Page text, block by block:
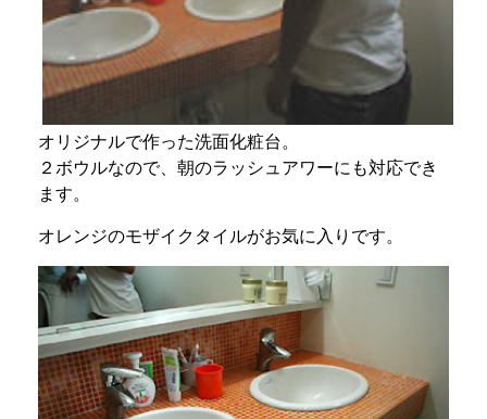
オリジナルで作った洗面化粧台。
２ボウルなので、朝のラッシュアワーにも対応でき
ます。
オレンジのモザイクタイルがお気に入りです。